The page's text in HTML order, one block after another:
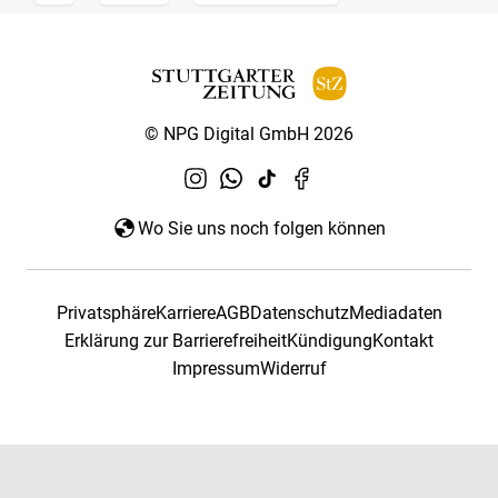
© NPG Digital GmbH 2026
Wo Sie uns noch folgen können
PrivatsphäreKarriereAGBDatenschutzMediadaten
Erklärung zur BarrierefreiheitKündigungKontakt
ImpressumWiderruf